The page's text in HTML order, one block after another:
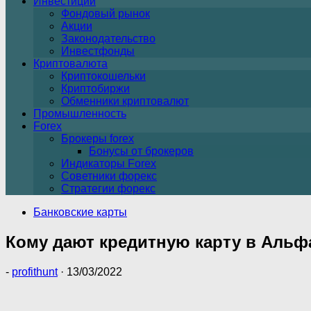
Фондовый рынок
Акции
Законодательство
Инвестфонды
Криптовалюта
Криптокошельки
Криптобиржи
Обменники криптовалют
Промышленность
Forex
Брокеры forex
Бонусы от брокеров
Индикаторы Forex
Советники форекс
Стратегии форекс
Банковские карты
Кому дают кредитную карту в
- profithunt · 13/03/2022